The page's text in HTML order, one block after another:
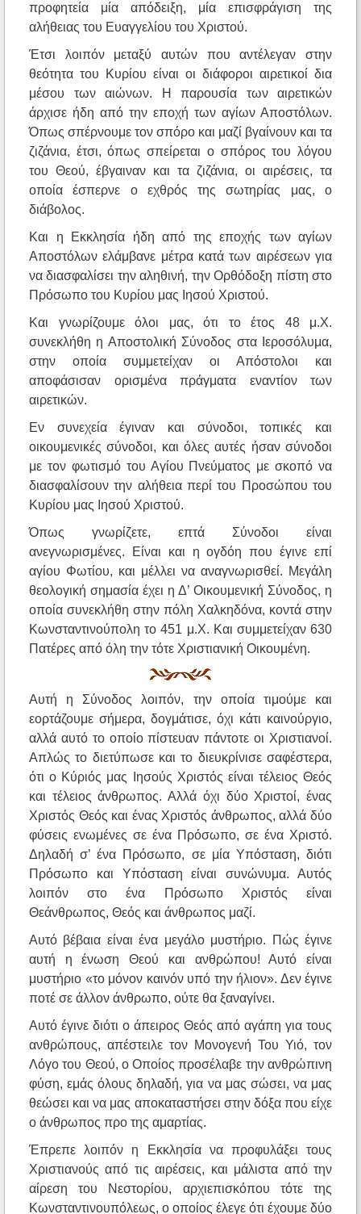
προφητεία μία απόδειξη, μία επισφράγιση της
αλήθειας του Ευαγγελίου του Χριστού.
Έτσι λοιπόν μεταξύ αυτών που αντέλεγαν στην
θεότητα του Κυρίου είναι οι διάφοροι αιρετικοί δια
μέσου των αιώνων. Η παρουσία των αιρετικών
άρχισε ήδη από την εποχή των αγίων Αποστόλων.
Όπως σπέρνουμε τον σπόρο και μαζί βγαίνουν και τα
ζιζάνια, έτσι, όπως σπείρεται ο σπόρος του λόγου
του Θεού, έβγαιναν και τα ζιζάνια, οι αιρέσεις, τα
οποία έσπερνε ο εχθρός της σωτηρίας μας, ο
διάβολος.
Και η Εκκλησία ήδη από της εποχής των αγίων
Αποστόλων ελάμβανε μέτρα κατά των αιρέσεων για
να διασφαλίσει την αληθινή, την Ορθόδοξη πίστη στο
Πρόσωπο του Κυρίου μας Ιησού Χριστού.
Και γνωρίζουμε όλοι μας, ότι το έτος 48 μ.Χ.
συνεκλήθη η Αποστολική Σύνοδος στα Ιεροσόλυμα,
στην οποία συμμετείχαν οι Απόστολοι και
αποφάσισαν ορισμένα πράγματα εναντίον των
αιρετικών.
Εν συνεχεία έγιναν και σύνοδοι, τοπικές και
οικουμενικές σύνοδοι, και όλες αυτές ήσαν σύνοδοι
με τον φωτισμό του Αγίου Πνεύματος με σκοπό να
διασφαλίσουν την αλήθεια περί του Προσώπου του
Κυρίου μας Ιησού Χριστού.
Όπως γνωρίζετε, επτά Σύνοδοι είναι
ανεγνωρισμένες. Είναι και η ογδόη που έγινε επί
αγίου Φωτίου, και μέλλει να αναγνωρισθεί. Μεγάλη
θεολογική σημασία έχει η Δ’ Οικουμενική Σύνοδος, η
οποία συνεκλήθη στην πόλη Χαλκηδόνα, κοντά στην
Κωνσταντινούπολη το 451 μ.Χ. Και συμμετείχαν 630
Πατέρες από όλη την τότε Χριστιανική Οικουμένη.
Αυτή η Σύνοδος λοιπόν, την οποία τιμούμε και
εορτάζουμε σήμερα, δογμάτισε, όχι κάτι καινούργιο,
αλλά αυτό το οποίο πίστευαν πάντοτε οι Χριστιανοί.
Απλώς το διετύπωσε και το διευκρίνισε σαφέστερα,
ότι ο Κύριός μας Ιησούς Χριστός είναι τέλειος Θεός
και τέλειος άνθρωπος. Αλλά όχι δύο Χριστοί, ένας
Χριστός Θεός και ένας Χριστός άνθρωπος, αλλά δύο
φύσεις ενωμένες σε ένα Πρόσωπο, σε ένα Χριστό.
Δηλαδή σ’ ένα Πρόσωπο, σε μία Υπόσταση, διότι
Πρόσωπο και Υπόσταση είναι συνώνυμα. Αυτός
λοιπόν στο ένα Πρόσωπο Χριστός είναι
Θεάνθρωπος, Θεός και άνθρωπος μαζί.
Αυτό βέβαια είναι ένα μεγάλο μυστήριο. Πώς έγινε
αυτή η ένωση Θεού και ανθρώπου! Αυτό είναι
μυστήριο «το μόνον καινόν υπό την ήλιον». Δεν έγινε
ποτέ σε άλλον άνθρωπο, ούτε θα ξαναγίνει.
Αυτό έγινε διότι ο άπειρος Θεός από αγάπη για τους
ανθρώπους, απέστειλε τον Μονογενή Του Υιό, τον
Λόγο του Θεού, ο Οποίος προσέλαβε την ανθρώπινη
φύση, εμάς όλους δηλαδή, για να μας σώσει, να μας
θεώσει και να μας αποκαταστήσει στην δόξα που είχε
ο άνθρωπος προ της αμαρτίας.
Έπρεπε λοιπόν η Εκκλησία να προφυλάξει τους
Χριστιανούς από τις αιρέσεις, και μάλιστα από την
αίρεση του Νεστορίου, αρχιεπισκόπου τότε της
Κωνσταντινουπόλεως, ο οποίος έλεγε ότι έχουμε δύο